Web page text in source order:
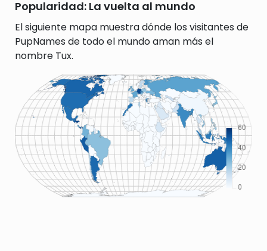
Popularidad: La vuelta al mundo
El siguiente mapa muestra dónde los visitantes de
PupNames de todo el mundo aman más el
nombre Tux.